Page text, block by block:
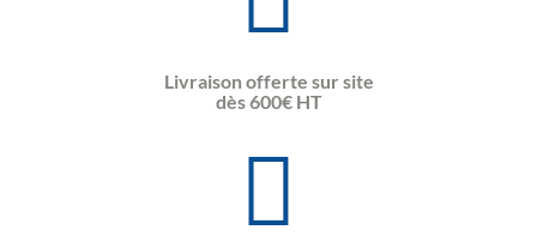
Livraison offerte sur site
dès 600€ HT